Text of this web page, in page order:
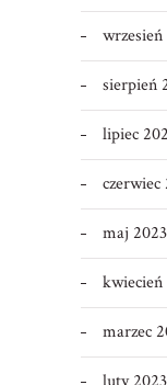
sierpień
lipiec
czerwiec
maj 2023
kwiecień
marzec